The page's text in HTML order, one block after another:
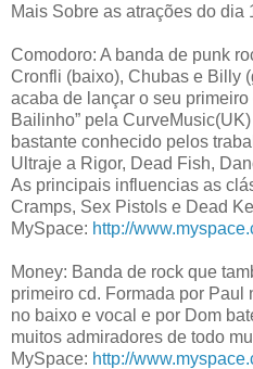
Mais Sobre as atrações do dia
Comodoro: A banda de punk
Cronfli (baixo), Chubas e Billy
acaba de lançar o seu
Bailinho” pela
bastante conhecido pelos
Ultraje a Rigor, Dead Fish,
As principais influencias as
Cramps, Sex Pistols e Dead
MySpace: http://
Money: Banda de rock que
primeiro cd. Formada por Paul
no baixo e vocal e por Dom
muitos admiradores de todo
MySpace: http://